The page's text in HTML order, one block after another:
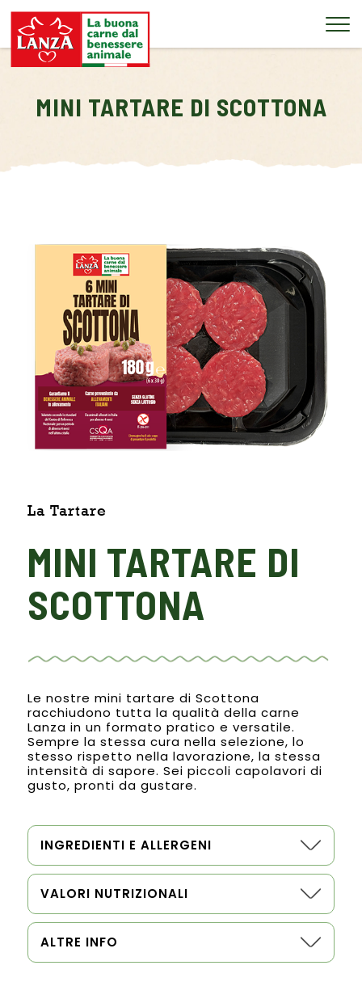
MINI TARTARE DI SCOTTONA
La Tartare
MINI TARTARE DI
SCOTTONA
Le nostre mini tartare di Scottona
racchiudono tutta la qualità della carne
Lanza in un formato pratico e versatile.
Sempre la stessa cura nella selezione, lo
stesso rispetto nella lavorazione, la stessa
intensità di sapore. Sei piccoli capolavori di
gusto, pronti da gustare.
INGREDIENTI E ALLERGENI
VALORI NUTRIZIONALI
ALTRE INFO